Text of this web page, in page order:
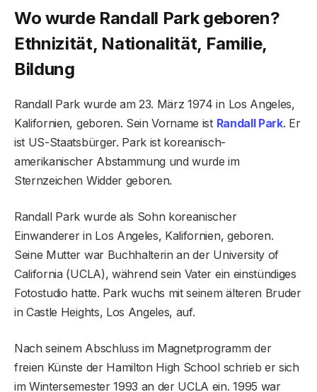
Wo wurde Randall Park geboren?
Ethnizität, Nationalität, Familie,
Bildung
Randall Park wurde am 23. März 1974 in Los Angeles,
Kalifornien, geboren. Sein Vorname ist Randall Park. Er
ist US-Staatsbürger. Park ist koreanisch-
amerikanischer Abstammung und wurde im
Sternzeichen Widder geboren.
Randall Park wurde als Sohn koreanischer
Einwanderer in Los Angeles, Kalifornien, geboren.
Seine Mutter war Buchhalterin an der University of
California (UCLA), während sein Vater ein einstündiges
Fotostudio hatte. Park wuchs mit seinem älteren Bruder
in Castle Heights, Los Angeles, auf.
Nach seinem Abschluss im Magnetprogramm der
freien Künste der Hamilton High School schrieb er sich
im Wintersemester 1993 an der UCLA ein. 1995 war